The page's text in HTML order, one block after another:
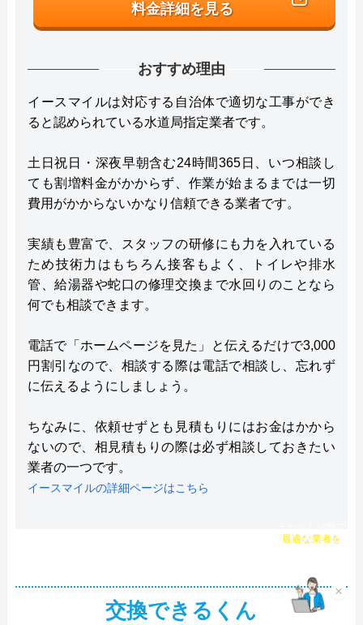
料金詳細を見る
おすすめ理由
イースマイルは対応する自治体で適切な工事ができ
ると認められている水道局指定業者です。
土日祝日・深夜早朝含む24時間365日、いつ相談し
ても割増料金がかからず、作業が始まるまでは一切
費用がかからないかなり信頼できる業者です。
実績も豊富で、スタッフの研修にも力を入れている
ため技術力はもちろん接客もよく、トイレや排水
管、給湯器や蛇口の修理交換まで水回りのことなら
何でも相談できます。
電話で「ホームページを見た」と伝えるだけで3,000
円割引なので、相談する際は電話で相談し、忘れず
に伝えるようにしましょう。
ちなみに、依頼せずとも見積もりにはお金はかから
ないので、相見積もりの際は必ず相談しておきたい
業者の一つです。
イースマイルの詳細ページはこちら
交換できるくん
×
チャット診断で
最適な業者を